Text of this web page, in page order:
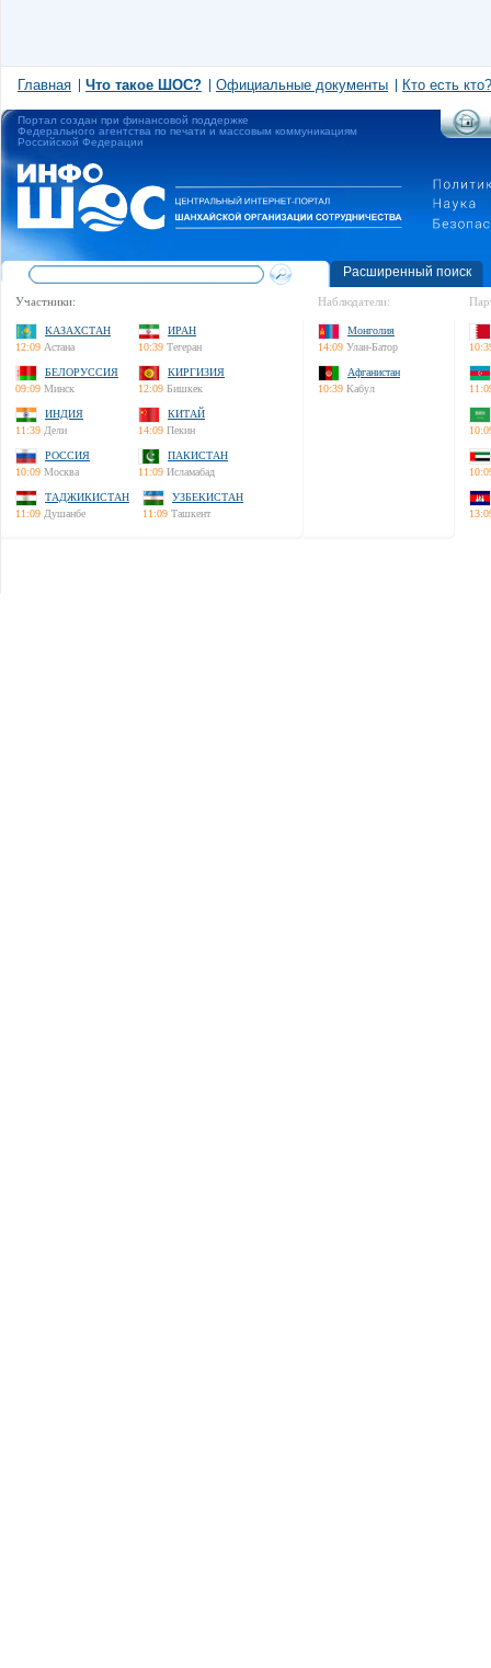
Главная Что такое ШОС? Официальные документы Кто есть кто?
Портал создан при финансовой поддержке
Федерального агентства по печати и массовым коммуникациям
Российской Федерации
Расширенный поиск
Участники:
КАЗАХСТАН
12:09 Астана
ИРАН
10:39 Тегеран
БЕЛОРУССИЯ
09:09 Минск
КИРГИЗИЯ
12:09 Бишкек
ИНДИЯ
11:39 Дели
КИТАЙ
14:09 Пекин
РОССИЯ
10:09 Москва
ПАКИСТАН
11:09 Исламабад
ТАДЖИКИСТАН
11:09 Душанбе
УЗБЕКИСТАН
11:09 Ташкент
Наблюдатели:
Монголия
14:09 Улан-Батор
Афганистан
10:39 Кабул